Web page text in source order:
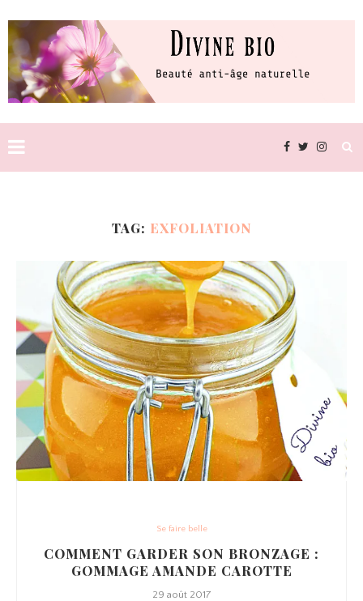
TAG: EXFOLIATION
Se faire belle
COMMENT GARDER SON BRONZAGE :
GOMMAGE AMANDE CAROTTE
29 août 2017